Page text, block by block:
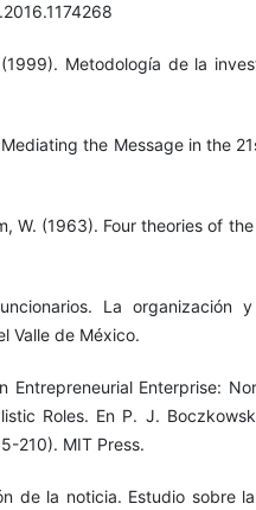
Metodología de la
the Message in the
W. (1963). Four theories of
La organización
Valle de México.
Entrepreneurial Enterprise:
Roles. En P. J.
210). MIT Press.
de la noticia. Estudio sobre